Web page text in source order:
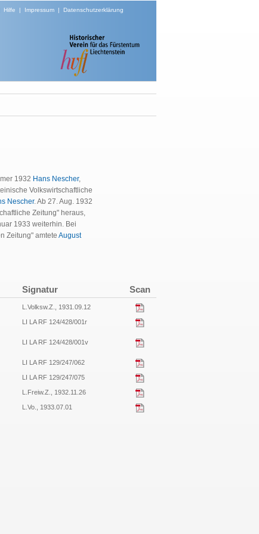
Hilfe | Impressum| Datenschutzerklärung
1932 Hans Nescher,
Volkswirtschaftliche
Nescher. Ab 27. Aug. 1932
Zeitung" heraus,
1933 weiterhin. Bei
Zeitung" amtete August
Signatur Scan
L.Volksw.Z., 1931.09.12
LI LA RF 124/428/001r
LI LA RF 124/428/001v
LI LA RF 129/247/062
LI LA RF 129/247/075
L.Freiw.Z., 1932.11.26
L.Vo., 1933.07.01